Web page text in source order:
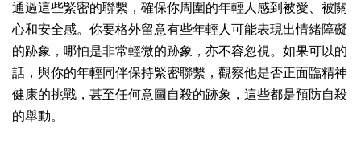
通過這些緊密的聯繫，確保你周圍的年輕人感到被愛、被關
心和安全感。你要格外留意有些年輕人可能表現出情緒障礙
的跡象，哪怕是非常輕微的跡象，亦不容忽視。如果可以的
話，與你的年輕同伴保持緊密聯繫，觀察他是否正面臨精神
健康的挑戰，甚至任何意圖自殺的跡象，這些都是預防自殺
的舉動。